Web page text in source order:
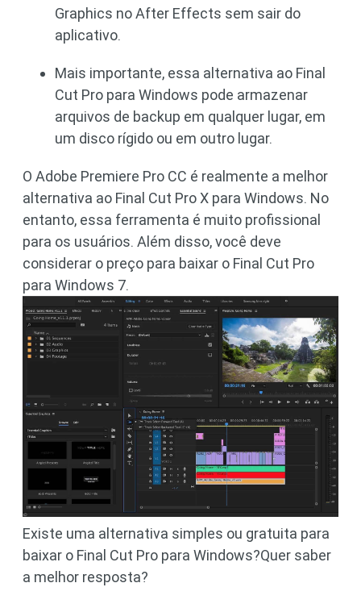
Graphics no After Effects sem sair do
aplicativo.
Mais importante, essa alternativa ao Final
Cut Pro para Windows pode armazenar
arquivos de backup em qualquer lugar, em
um disco rígido ou em outro lugar.
O Adobe Premiere Pro CC é realmente a melhor
alternativa ao Final Cut Pro X para Windows. No
entanto, essa ferramenta é muito profissional
para os usuários. Além disso, você deve
considerar o preço para baixar o Final Cut Pro
para Windows 7.
Existe uma alternativa simples ou gratuita para
baixar o Final Cut Pro para Windows?Quer saber
a melhor resposta?